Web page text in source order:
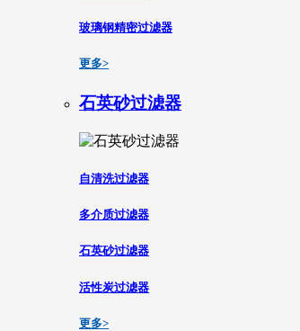
玻璃钢精密过滤器
更多>
石英砂过滤器
自清洗过滤器
多介质过滤器
石英砂过滤器
活性炭过滤器
更多>